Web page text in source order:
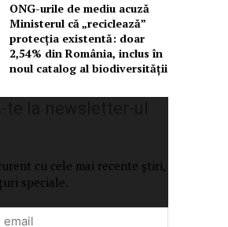
ONG-urile de mediu acuză
Ministerul că „reciclează”
protecția existentă: doar
2,54% din România, inclus în
noul catalog al biodiversității
cu cele mai recente știri,
speciale.